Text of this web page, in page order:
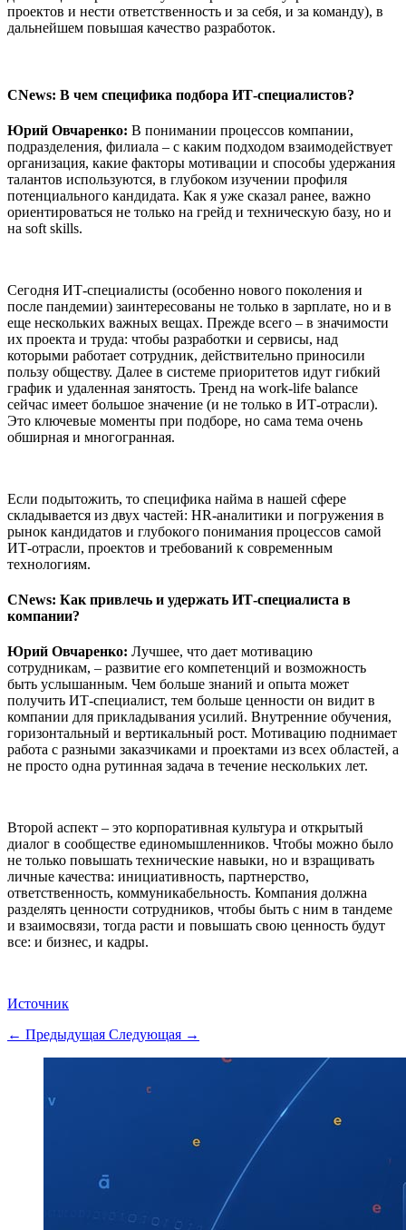
проектов и нести ответственность и за себя, и за команду), в
дальнейшем повышая качество разработок.
CNews: В чем специфика подбора ИТ-специалистов?
Юрий Овчаренко: В понимании процессов компании,
подразделения, филиала – с каким подходом взаимодействует
организация, какие факторы мотивации и способы удержания
талантов используются, в глубоком изучении профиля
потенциального кандидата. Как я уже сказал ранее, важно
ориентироваться не только на грейд и техническую базу, но и
на soft skills.
Сегодня ИТ-специалисты (особенно нового поколения и
после пандемии) заинтересованы не только в зарплате, но и в
еще нескольких важных вещах. Прежде всего – в значимости
их проекта и труда: чтобы разработки и сервисы, над
которыми работает сотрудник, действительно приносили
пользу обществу. Далее в системе приоритетов идут гибкий
график и удаленная занятость. Тренд на work-life balance
сейчас имеет большое значение (и не только в ИТ-отрасли).
Это ключевые моменты при подборе, но сама тема очень
обширная и многогранная.
Если подытожить, то специфика найма в нашей сфере
складывается из двух частей: HR-аналитики и погружения в
рынок кандидатов и глубокого понимания процессов самой
ИТ-отрасли, проектов и требований к современным
технологиям.
CNews: Как привлечь и удержать ИТ-специалиста в
компании?
Юрий Овчаренко: Лучшее, что дает мотивацию
сотрудникам, – развитие его компетенций и возможность
быть услышанным. Чем больше знаний и опыта может
получить ИТ-специалист, тем больше ценности он видит в
компании для прикладывания усилий. Внутренние обучения,
горизонтальный и вертикальный рост. Мотивацию поднимает
работа с разными заказчиками и проектами из всех областей, а
не просто одна рутинная задача в течение нескольких лет.
Второй аспект – это корпоративная культура и открытый
диалог в сообществе единомышленников. Чтобы можно было
не только повышать технические навыки, но и взращивать
личные качества: инициативность, партнерство,
ответственность, коммуникабельность. Компания должна
разделять ценности сотрудников, чтобы быть с ним в тандеме
и взаимосвязи, тогда расти и повышать свою ценность будут
все: и бизнес, и кадры.
Источник
← Предыдущая Следующая →